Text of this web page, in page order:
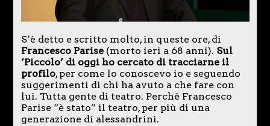
S’è detto e scritto molto, in queste ore, di
Francesco Parise(morto ieri a 68 anni). Sul
‘Piccolo’ di oggi ho cercato di tracciarne il
profilo, per come lo conoscevo io e seguendo
suggerimenti di chi ha avuto a che fare con
lui. Tutta gente di teatro. Perché Francesco
Parise “è stato” il teatro, per più di una
generazione di alessandrini.